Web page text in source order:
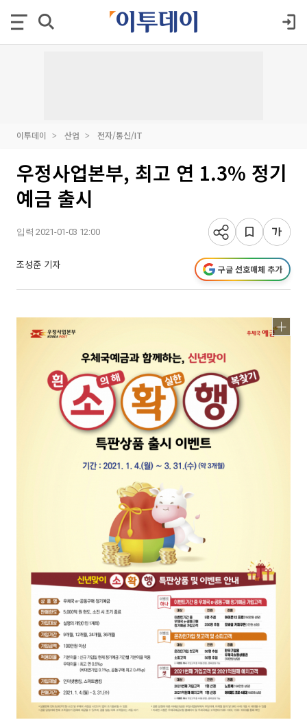
이투데이 산업 전자/통신/IT
우정사업본부, 최고 연 1.3% 정기
예금 출시
입력 2021-01-03 12:00
조성준 기자 구글 선호매체 추가